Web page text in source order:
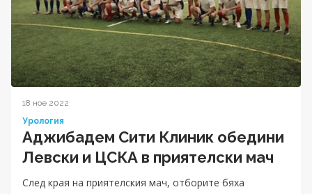
18 ное 2022
Урология
Аджибадем Сити Клиник обедини
Левски и ЦСКА в приятелски мач
След края на приятелския мач, отборите бяха